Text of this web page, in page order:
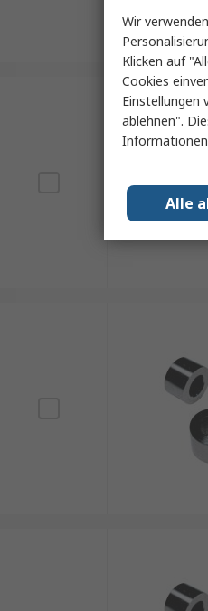
Wir
Klicken auf
Cookies
Einstellungen
ablehnen".
Alle